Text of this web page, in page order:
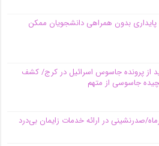
بدون همراهی دانشجویان ممکن
از پرونده جاسوس اسرائیل در کرج/‌ کشف
جاسوسی از متهم